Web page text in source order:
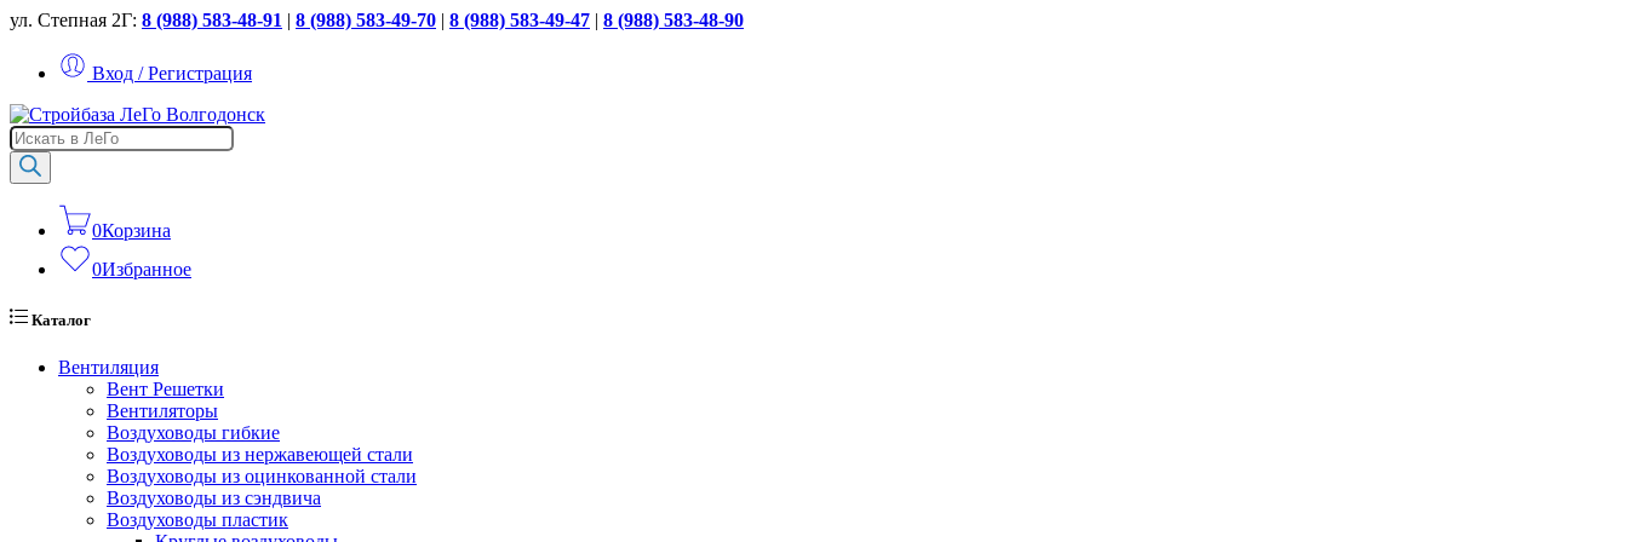
ул. Степная 2Г: 8 (988) 583-48-91 | 8 (988) 583-49-70 | 8 (988) 583-49-47 | 8 (988) 583-48-90
Вход / Регистрация
Поиск
товаров
0Корзина
0Избранное
Каталог
Вентиляция
Вент Решетки
Вентиляторы
Воздуховоды гибкие
Воздуховоды из нержавеющей стали
Воздуховоды из оцинкованной стали
Воздуховоды из сэндвича
Воздуховоды пластик